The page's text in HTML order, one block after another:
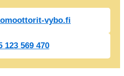
vybo.fi
123 569 470